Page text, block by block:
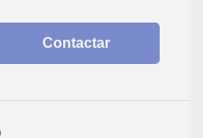
Contactar